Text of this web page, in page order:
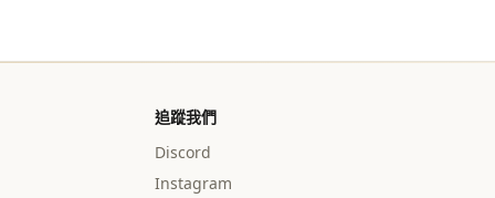
追蹤我們
Discord
Instagram